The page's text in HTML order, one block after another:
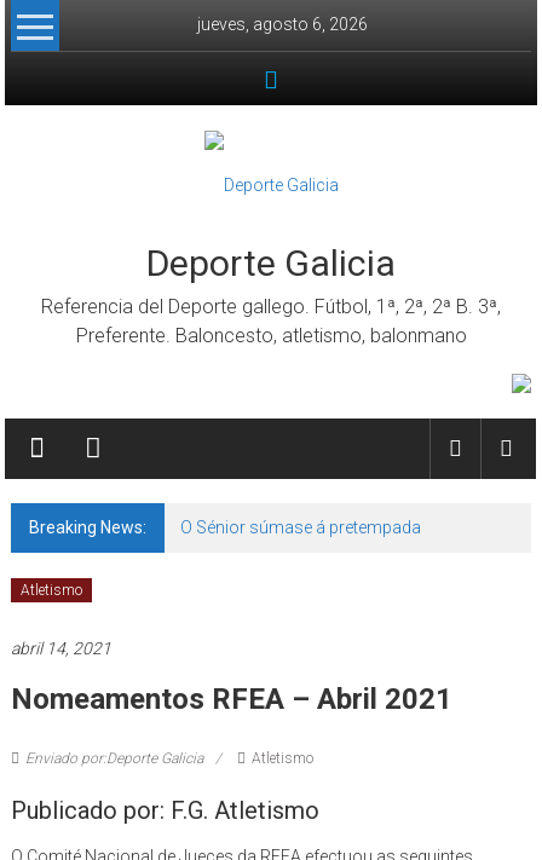
Skip to content
jueves, agosto 6, 2026
Deporte Galicia
Referencia del Deporte gallego. Fútbol, 1ª, 2ª, 2ª B. 3ª,
Preferente. Baloncesto, atletismo, balonmano
Breaking News: O Sénior súmase á pretempada
Atletismo
abril 14, 2021
Nomeamentos RFEA – Abril 2021
Enviado por:Deporte Galicia Atletismo
Publicado por: F.G. Atletismo